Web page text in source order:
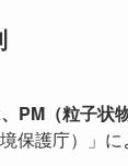
PM（粒子状
保護庁）」